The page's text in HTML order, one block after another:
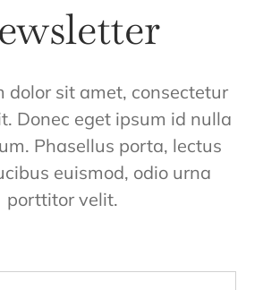
dolor sit amet, consectetur
Donec eget ipsum id nulla
Phasellus porta, lectus
euismod, odio urna
porttitor velit.